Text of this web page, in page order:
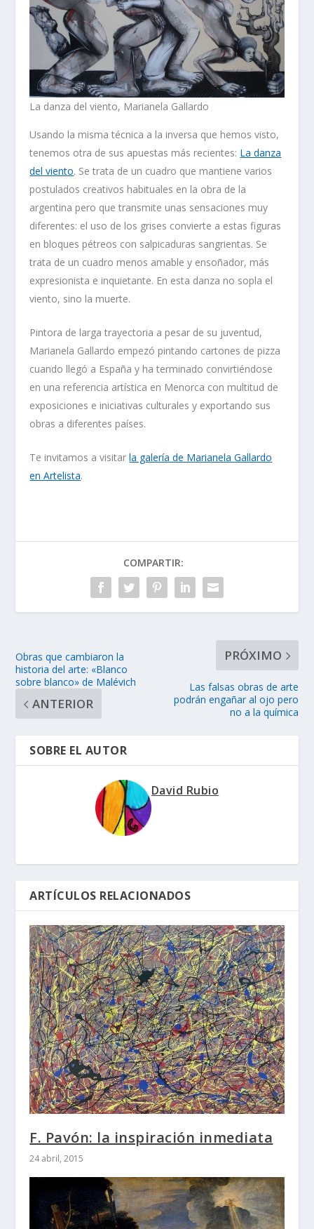
La danza del viento, Marianela Gallardo
Usando la misma técnica a la inversa que hemos visto,
tenemos otra de sus apuestas más recientes: La danza
del viento. Se trata de un cuadro que mantiene varios
postulados creativos habituales en la obra de la
argentina pero que transmite unas sensaciones muy
diferentes: el uso de los grises convierte a estas figuras
en bloques pétreos con salpicaduras sangrientas. Se
trata de un cuadro menos amable y ensoñador, más
expresionista e inquietante. En esta danza no sopla el
viento, sino la muerte.
Pintora de larga trayectoria a pesar de su juventud,
Marianela Gallardo empezó pintando cartones de pizza
cuando llegó a España y ha terminado convirtiéndose
en una referencia artística en Menorca con multitud de
exposiciones e iniciativas culturales y exportando sus
obras a diferentes países.
Te invitamos a visitarla galería de Marianela Gallardo
en Artelista.
COMPARTIR:
Obras que cambiaron la
historia del arte: «Blanco
sobre blanco» de Malévich
ANTERIOR
PRÓXIMO
Las falsas obras de arte
podrán engañar al ojo pero
no a la química
SOBRE EL AUTOR
David Rubio
ARTÍCULOS RELACIONADOS
F. Pavón: la inspiración inmediata
24 abril, 2015